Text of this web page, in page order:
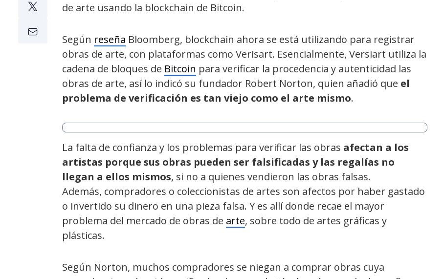
de arte usando la blockchain de Bitcoin.
Según reseña Bloomberg, blockchain ahora se está utilizando para registrar
obras de arte, con plataformas como Verisart. Esencialmente, Versiart utiliza la
cadena de bloques de Bitcoin para verificar la procedencia y autenticidad las
obras de arte, así lo indicó su fundador Robert Norton, quien añadió que el
problema de verificación es tan viejo como el arte mismo.
La falta de confianza y los problemas para verificar las obras afectan a los
artistas porque sus obras pueden ser falsificadas y las regalías no
llegan a ellos mismos, si no a quienes vendieron las obras falsas.
Además, compradores o coleccionistas de artes son afectos por haber gastado
o invertido su dinero en una pieza falsa. Y es allí donde recae el mayor
problema del mercado de obras de arte, sobre todo de artes gráficas y
plásticas.
Según Norton, muchos compradores se niegan a comprar obras cuya